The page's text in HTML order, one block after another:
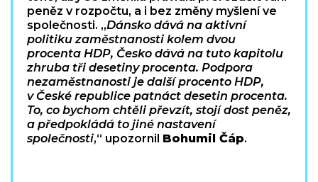
peněz v rozpočtu, a i bez změny myšlení ve
společnosti. „Dánsko dává na aktivní
politiku zaměstnanosti kolem dvou
procenta HDP, Česko dává na tuto kapitolu
zhruba tři desetiny procenta. Podpora
nezaměstnanosti je další procento HDP,
v České republice patnáct desetin procenta.
To, co bychom chtěli převzít, stojí dost peněz,
a předpokládá to jiné nastavení
společnosti,“ upozornil Bohumil Čáp.